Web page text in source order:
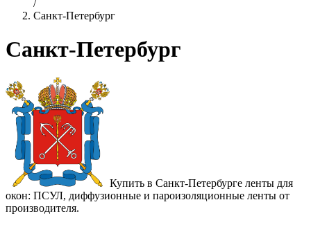
/
Санкт-Петербург
Санкт-Петербург
Купить в Санкт-Петербурге ленты для
окон: ПСУЛ, диффузионные и пароизоляционные ленты от
производителя.